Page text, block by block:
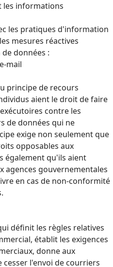
les informations
les pratiques d'information
mesures réactives
données :
mail
principe de recours
aient le droit de faire
contre les
de données qui ne
exige non seulement que
opposables aux
également qu'ils aient
agences gouvernementales
en cas de non-conformité
définit les règles relatives
établit les exigences
donne aux
l'envoi de courriers